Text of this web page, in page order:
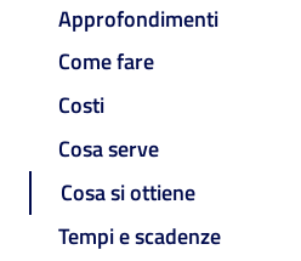
Approfondimenti
Come fare
Costi
Cosa serve
Cosa si ottiene
Tempi e scadenze